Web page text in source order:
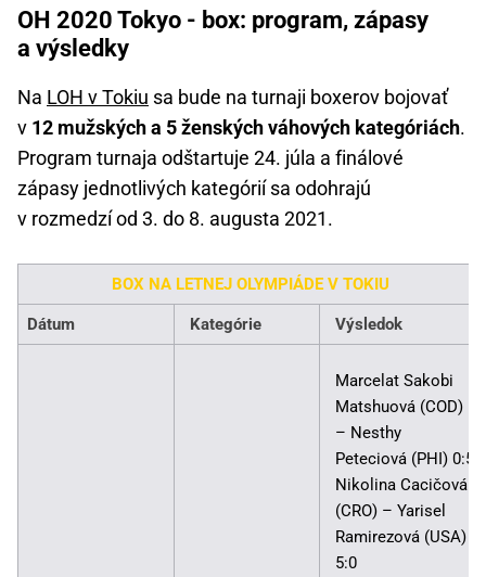
OH 2020 Tokyo - box: program, zápasy
a výsledky
Na LOH v Tokiu sa bude na turnaji boxerov bojovať
v 12 mužských a 5 ženských váhových kategóriách.
Program turnaja odštartuje 24. júla a finálové
zápasy jednotlivých kategórií sa odohrajú
v rozmedzí od 3. do 8. augusta 2021.
BOX NA LETNEJ OLYMPIÁDE V TOKIU
Dátum Kategórie Výsledok
Marcelat Sakobi
Matshuová (COD)
– Nesthy
Peteciová (PHI) 0:5
Nikolina Cacičová
(CRO) – Yarisel
Ramirezová (USA)
5:0